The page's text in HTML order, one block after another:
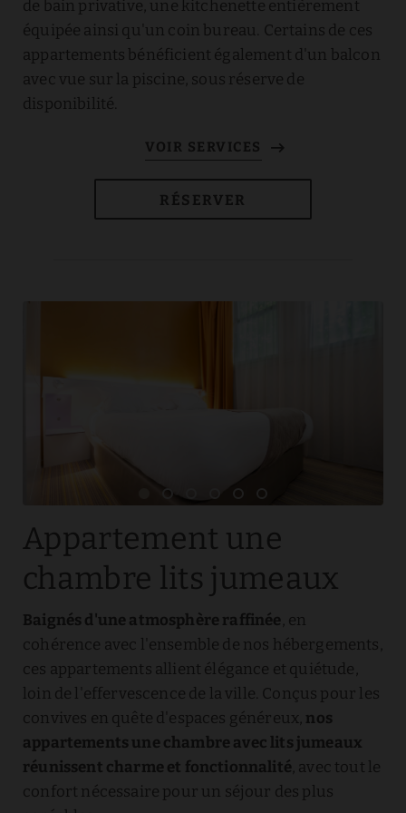
de bain privative, une kitchenette entièrement
équipée ainsi qu'un coin bureau. Certains de ces
appartements bénéficient également d'un balcon
avec vue sur la piscine, sous réserve de
disponibilité.
RÉSERVER
Appartement une
chambre lits jumeaux
Baignés d'une atmosphère raffinée, en
cohérence avec l'ensemble de nos hébergements,
ces appartements allient élégance et quiétude,
loin de l'effervescence de la ville. Conçus pour les
convives en quête d'espaces généreux, nos
appartements une chambre avec lits jumeaux
réunissent charme et fonctionnalité, avec tout le
confort nécessaire pour un séjour des plus